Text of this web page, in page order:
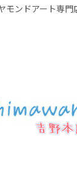
モンドアート専門